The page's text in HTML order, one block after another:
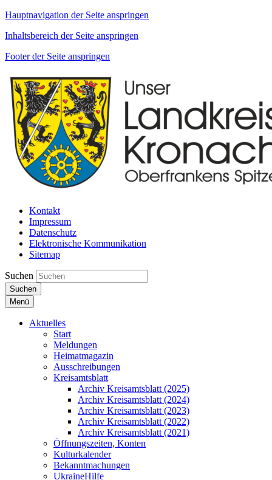
Hauptnavigation der Seite anspringen
Inhaltsbereich der Seite anspringen
Footer der Seite anspringen
Kontakt
Impressum
Datenschutz
Elektronische Kommunikation
Sitemap
Suchen
Suchen
Menü
Aktuelles
Start
Meldungen
Heimatmagazin
Ausschreibungen
Kreisamtsblatt
Archiv Kreisamtsblatt (2025)
Archiv Kreisamtsblatt (2024)
Archiv Kreisamtsblatt (2023)
Archiv Kreisamtsblatt (2022)
Archiv Kreisamtsblatt (2021)
Öffnungszeiten, Konten
Kulturkalender
Bekanntmachungen
UkraineHilfe